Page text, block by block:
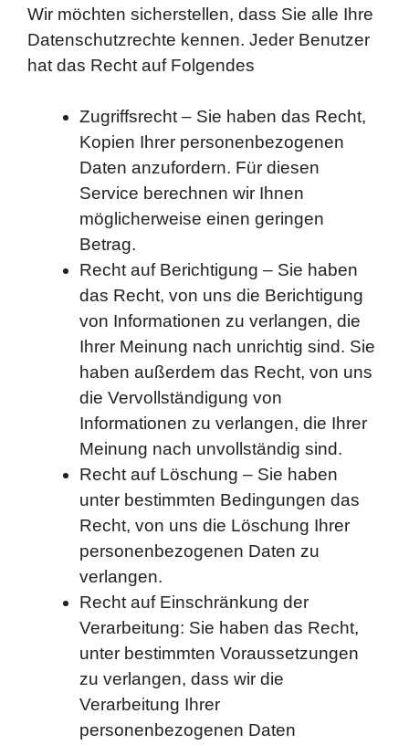
Wir möchten sicherstellen, dass Sie alle Ihre
Datenschutzrechte kennen. Jeder Benutzer
hat das Recht auf Folgendes
Zugriffsrecht – Sie haben das Recht,
Kopien Ihrer personenbezogenen
Daten anzufordern. Für diesen
Service berechnen wir Ihnen
möglicherweise einen geringen
Betrag.
Recht auf Berichtigung – Sie haben
das Recht, von uns die Berichtigung
von Informationen zu verlangen, die
Ihrer Meinung nach unrichtig sind. Sie
haben außerdem das Recht, von uns
die Vervollständigung von
Informationen zu verlangen, die Ihrer
Meinung nach unvollständig sind.
Recht auf Löschung – Sie haben
unter bestimmten Bedingungen das
Recht, von uns die Löschung Ihrer
personenbezogenen Daten zu
verlangen.
Recht auf Einschränkung der
Verarbeitung: Sie haben das Recht,
unter bestimmten Voraussetzungen
zu verlangen, dass wir die
Verarbeitung Ihrer
personenbezogenen Daten